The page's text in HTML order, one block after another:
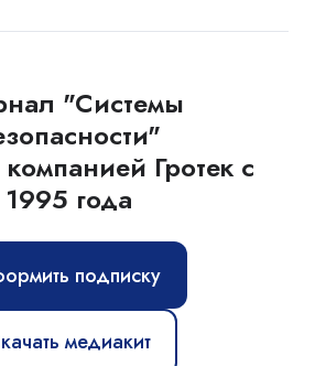
"Системы
Гротек с
1995 года
подписку
медиакит